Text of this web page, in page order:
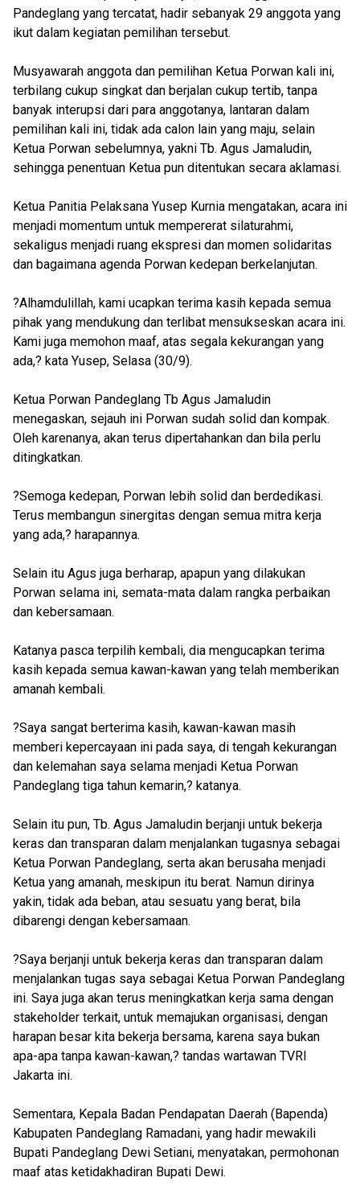
Pandeglang yang tercatat, hadir sebanyak 29 anggota yang
ikut dalam kegiatan pemilihan tersebut.
Musyawarah anggota dan pemilihan Ketua Porwan kali ini,
terbilang cukup singkat dan berjalan cukup tertib, tanpa
banyak interupsi dari para anggotanya, lantaran dalam
pemilihan kali ini, tidak ada calon lain yang maju, selain
Ketua Porwan sebelumnya, yakni Tb. Agus Jamaludin,
sehingga penentuan Ketua pun ditentukan secara aklamasi.
Ketua Panitia Pelaksana Yusep Kurnia mengatakan, acara ini
menjadi momentum untuk mempererat silaturahmi,
sekaligus menjadi ruang ekspresi dan momen solidaritas
dan bagaimana agenda Porwan kedepan berkelanjutan.
?Alhamdulillah, kami ucapkan terima kasih kepada semua
pihak yang mendukung dan terlibat mensukseskan acara ini.
Kami juga memohon maaf, atas segala kekurangan yang
ada,? kata Yusep, Selasa (30/9).
Ketua Porwan Pandeglang Tb Agus Jamaludin
menegaskan, sejauh ini Porwan sudah solid dan kompak.
Oleh karenanya, akan terus dipertahankan dan bila perlu
ditingkatkan.
?Semoga kedepan, Porwan lebih solid dan berdedikasi.
Terus membangun sinergitas dengan semua mitra kerja
yang ada,? harapannya.
Selain itu Agus juga berharap, apapun yang dilakukan
Porwan selama ini, semata-mata dalam rangka perbaikan
dan kebersamaan.
Katanya pasca terpilih kembali, dia mengucapkan terima
kasih kepada semua kawan-kawan yang telah memberikan
amanah kembali.
?Saya sangat berterima kasih, kawan-kawan masih
memberi kepercayaan ini pada saya, di tengah kekurangan
dan kelemahan saya selama menjadi Ketua Porwan
Pandeglang tiga tahun kemarin,? katanya.
Selain itu pun, Tb. Agus Jamaludin berjanji untuk bekerja
keras dan transparan dalam menjalankan tugasnya sebagai
Ketua Porwan Pandeglang, serta akan berusaha menjadi
Ketua yang amanah, meskipun itu berat. Namun dirinya
yakin, tidak ada beban, atau sesuatu yang berat, bila
dibarengi dengan kebersamaan.
?Saya berjanji untuk bekerja keras dan transparan dalam
menjalankan tugas saya sebagai Ketua Porwan Pandeglang
ini. Saya juga akan terus meningkatkan kerja sama dengan
stakeholder terkait, untuk memajukan organisasi, dengan
harapan besar kita bekerja bersama, karena saya bukan
apa-apa tanpa kawan-kawan,? tandas wartawan TVRI
Jakarta ini.
Sementara, Kepala Badan Pendapatan Daerah (Bapenda)
Kabupaten Pandeglang Ramadani, yang hadir mewakili
Bupati Pandeglang Dewi Setiani, menyatakan, permohonan
maaf atas ketidakhadiran Bupati Dewi.